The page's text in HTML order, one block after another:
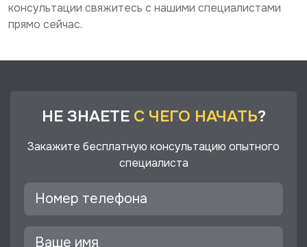
консультации свяжитесь с нашими специалистами
прямо сейчас.
НЕ ЗНАЕТЕ С ЧЕГО НАЧАТЬ?
Закажите бесплатную консультацию опытного
специалиста